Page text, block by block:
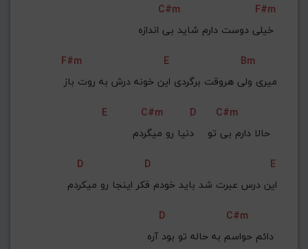
C#m
F#m
F#m
E
Bm
میری ولی هروقت برگردی این خونه درش به روت باز
E
C#m D
C#m
D
D
E
این درس عبرت شد باید خودم فکر اینجا رو میکردم
D
C#m